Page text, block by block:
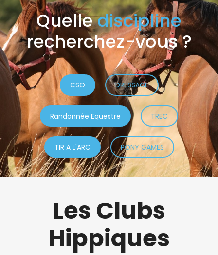
Quellediscipline
recherchez-vous ?
CSO DRESSAGE
Randonnée Equestre TREC
TIR A L'ARC PONY GAMES
Les Clubs
Hippiques